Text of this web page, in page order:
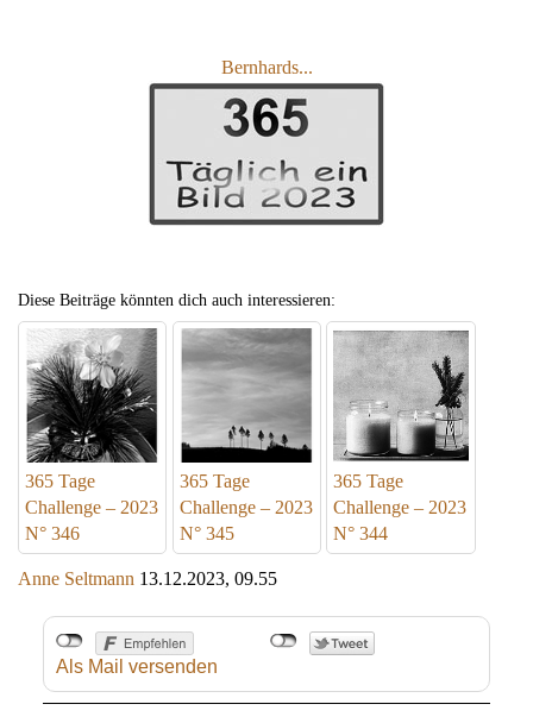
Bernhards...
Diese Beiträge könnten dich auch interessieren:
365 Tage
Challenge – 2023
N° 346
365 Tage
Challenge – 2023
N° 345
365 Tage
Challenge – 2023
N° 344
Anne Seltmann 13.12.2023, 09.55
Als Mail versenden